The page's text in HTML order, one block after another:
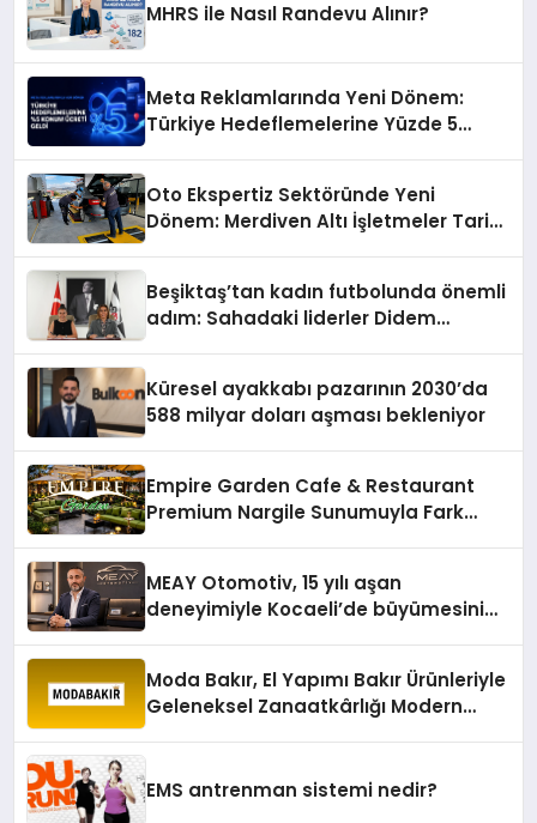
MHRS ile Nasıl Randevu Alınır?
Meta Reklamlarında Yeni Dönem:
Türkiye Hedeflemelerine Yüzde 5
Oto Ekspertiz Sektöründe Yeni
Dönem: Merdiven Altı İşletmeler Tarih
Beşiktaş’tan kadın futbolunda önemli
adım: Sahadaki liderler Didem
Küresel ayakkabı pazarının 2030’da
588 milyar doları aşması bekleniyor
Empire Garden Cafe & Restaurant
Premium Nargile Sunumuyla Fark
MEAY Otomotiv, 15 yılı aşan
deneyimiyle Kocaeli’de büyümesini
Moda Bakır, El Yapımı Bakır Ürünleriyle
Geleneksel Zanaatkârlığı Modern
EMS antrenman sistemi nedir?